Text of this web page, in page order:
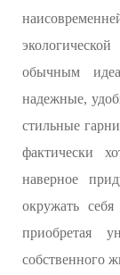
обычным
надежные,
стильные
фактически
наверное
окружать
приобретая
собственного